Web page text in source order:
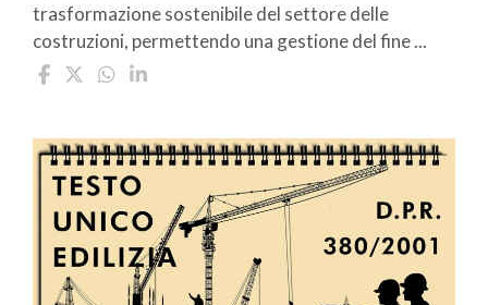
trasformazione sostenibile del settore delle
costruzioni, permettendo una gestione del fine ...